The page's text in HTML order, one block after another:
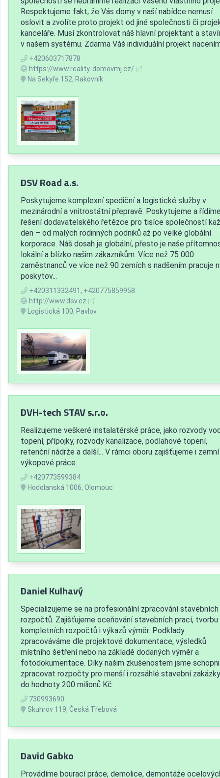
Respektujeme fakt, že Vás domy v naší nabídce nemusí
oslovit a zvolíte proto projekt od jiné společnosti či
kanceláře. Musí zkontrolovat náš hlavní projektant a
v našem systému. Zdarma Váš individuální projekt
+420603717878
https://www.reality-domovmj.cz/
Na Sekyře 152, Rakovník
DSV Road a.s.
Poskytujeme komplexní spediční a logistické služby v
mezinárodní a vnitrostátní přepravě. Poskytujeme a
řešení dodavatelského řetězce pro tisíce společností
den – od malých rodinných podniků až po velké globální
korporace. Náš dosah je globální, přesto je naše
lokální a blízko našim zákazníkům. Více než 75 000
zaměstnanců ve více než 90 zemích s nadšením pracuje
poskytov...
+420311332491, +420775859958
http://www.dsv.cz
Logistická 100, Pavlov
DVH-tech STAV s.r.o.
Realizujeme veškeré instalatérské práce, jako rozvody
topení, přípojky, rozvody kanalizace, podlahové topení,
retenční nádrže a další... V rámci oboru zajišťujeme i
výkopové práce.
+420773599384
Hodolanská 1006, Olomouc
Daniel Kulhavý
Specializujeme se na profesionální zpracování stavebních
rozpočtů. Zajišťujeme oceňování stavebních prací, tvorbu
kompletních rozpočtů i výkazů výměr. Podklady
zpracováváme dle projektové dokumentace, výsledků
místního šetření nebo na základě dodaných výměr a
fotodokumentace. Díky našim zkušenostem jsme schopni
zpracovat rozpočty pro menší i rozsáhlé stavební
do hodnoty 200 milionů Kč.
730993690
Skuhrov 119, Česká Třebová
David Gabko
Provádíme bourací práce, demolice, demontáže